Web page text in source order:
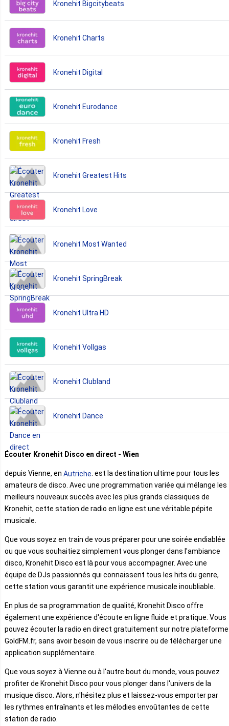
Kronehit Bigcitybeats
Kronehit Charts
Kronehit Digital
Kronehit Eurodance
Kronehit Fresh
Kronehit Greatest Hits
Kronehit Love
Kronehit Most Wanted
Kronehit SpringBreak
Kronehit Ultra HD
Kronehit Vollgas
Kronehit Clubland
Kronehit Dance
Écouter Kronehit Disco en direct - Wien
depuis Vienne, en Autriche . est la destination ultime pour tous les
amateurs de disco. Avec une programmation variée qui mélange les
meilleurs nouveaux succès avec les plus grands classiques de
Kronehit, cette station de radio en ligne est une véritable pépite
musicale.
Que vous soyez en train de vous préparer pour une soirée endiablée
ou que vous souhaitiez simplement vous plonger dans l'ambiance
disco, Kronehit Disco est là pour vous accompagner. Avec une
équipe de DJs passionnés qui connaissent tous les hits du genre,
cette station vous garantit une expérience musicale inoubliable.
En plus de sa programmation de qualité, Kronehit Disco offre
également une expérience d'écoute en ligne fluide et pratique. Vous
pouvez écouter la radio en direct gratuitement sur notre plateforme
GoldFM.fr, sans avoir besoin de vous inscrire ou de télécharger une
application supplémentaire.
Que vous soyez à Vienne ou à l'autre bout du monde, vous pouvez
profiter de Kronehit Disco pour vous plonger dans l'univers de la
musique disco. Alors, n'hésitez plus et laissez-vous emporter par
les rythmes entraînants et les mélodies envoûtantes de cette
station de radio.